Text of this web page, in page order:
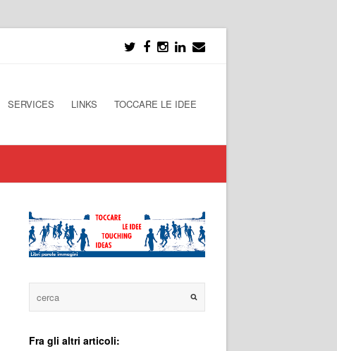
SERVICES LINKS TOCCARE LE IDEE
Fra gli altri articoli: